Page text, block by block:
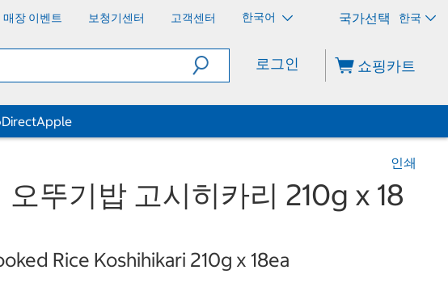
매장 이벤트 보청기센터 고객센터 한국어 한국
로그인 쇼핑카트
Apple
인쇄
오뚜기밥 고시히카리 210g x 18
Rice Koshihikari 210g x 18ea